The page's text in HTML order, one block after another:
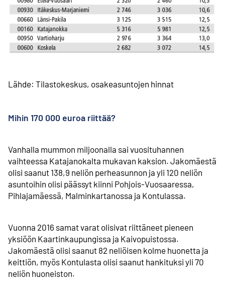
Lähde: Tilastokeskus, osakeasuntojen hinnat
Mihin 170 000 euroa riittää?
Vanhalla mummon miljoonalla sai vuosituhannen
vaihteessa Katajanokalta mukavan kaksion. Jakomäestä
olisi saanut 138,9 neliön perheasunnon ja yli 120 neliön
asuntoihin olisi päässyt kiinni Pohjois-Vuosaaressa,
Pihlajamäessä, Malmin­kartanossa ja Kontulassa.
Vuonna 2016 samat varat olisivat riittäneet pieneen
yksiöön Kaartin­kaupungissa ja Kaivopuistossa.
Jakomäestä olisi saanut 82 neliöisen kolme huonetta ja
keittiön, myös Kontulasta olisi saanut hankituksi yli 70
neliön huoneiston.